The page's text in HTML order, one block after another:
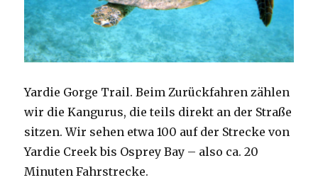
Yardie Gorge Trail. Beim Zurückfahren zählen
wir die Kangurus, die teils direkt an der Straße
sitzen. Wir sehen etwa 100 auf der Strecke von
Yardie Creek bis Osprey Bay – also ca. 20
Minuten Fahrstrecke.